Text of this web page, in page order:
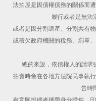
法拍屋是因債權債務的關係而
履行或者是無法
或者是因分割遺產、分割共有
或積欠政府機關的稅務、罰單
總的來說，依債權人的請求
拍賣時會在各地方法院民事執
告時